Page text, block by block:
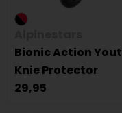
Bionic Action
Knie Protector
29,95